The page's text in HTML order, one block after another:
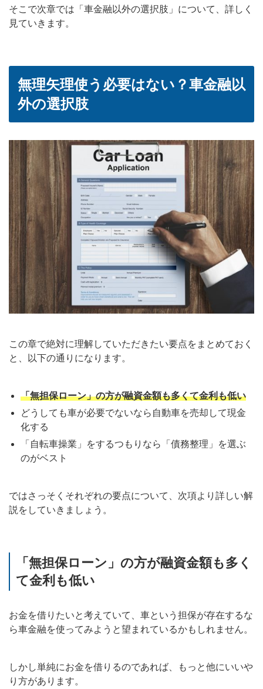
そこで次章では「車金融以外の選択肢」について、詳しく
見ていきます。
無理矢理使う必要はない？車金融以
外の選択肢
この章で絶対に理解していただきたい要点をまとめておく
と、以下の通りになります。
「無担保ローン」の方が融資金額も多くて金利も低い
どうしても車が必要でないなら自動車を売却して現金
化する
「自転車操業」をするつもりなら「債務整理」を選ぶ
のがベスト
ではさっそくそれぞれの要点について、次項より詳しい解
説をしていきましょう。
「無担保ローン」の方が融資金額も多く
て金利も低い
お金を借りたいと考えていて、車という担保が存在するな
ら車金融を使ってみようと望まれているかもしれません。
しかし単純にお金を借りるのであれば、もっと他にいいや
り方があります。